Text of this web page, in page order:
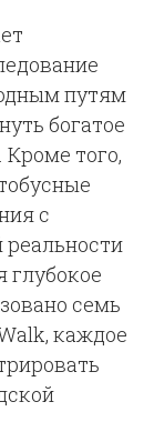
путям
богатое
Кроме того,
с
глубокое
семь
каждое